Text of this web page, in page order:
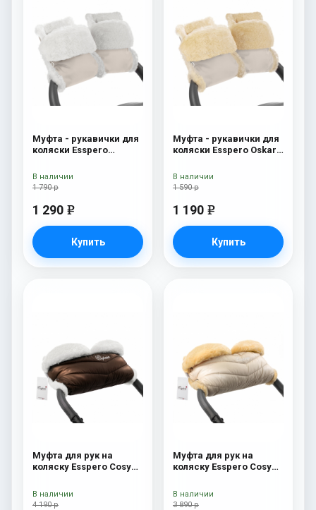
Муфта - рукавички для
коляски Esspero
шерсть) Beige
1 790 р
1 290 e
Купить
В наличии
Муфта - рукавички для
коляски Esspero Oskar
Beige
1 590 р
1 190 e
Купить
В наличии
Муфта для рук на
коляску Esspero Cosy
4 190 р
В наличии
Муфта для рук на
коляску Esspero Cosy
3 890 р
В наличии